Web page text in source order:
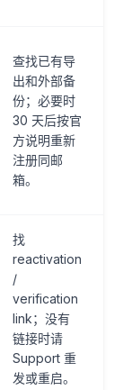
查找已有导
出和外部备
份；必要时
30 天后按官
方说明重新
注册同邮
箱。
找
reactivation
/
verification
link；没有
链接时请
Support 重
发或重启。